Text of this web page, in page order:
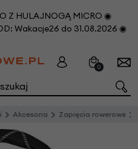
Z HULAJNOGĄ MICRO ◉
Wakacje26 do 31.08.2026 ◉
0
Akcesoria Zapięcia rowerowe